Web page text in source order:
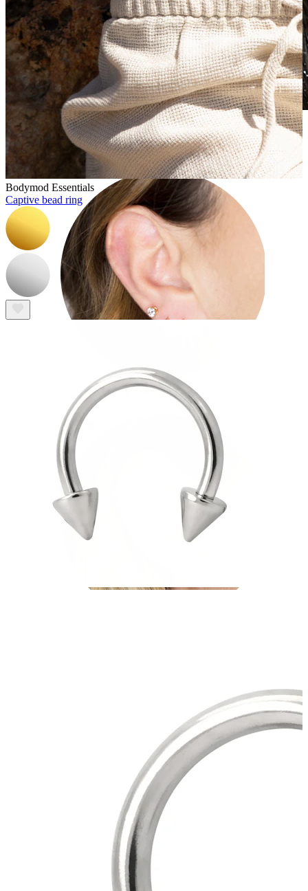
Vanntett
Ørepiercinger
Øreflipp
Bodymod Essentials
Captive bead ring